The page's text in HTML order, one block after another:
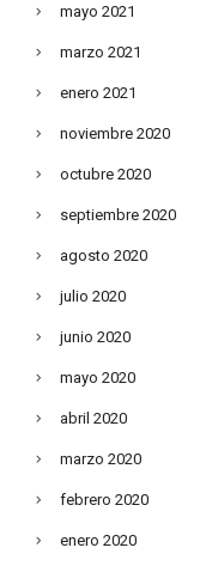
mayo 2021
marzo 2021
enero 2021
noviembre 2020
octubre 2020
septiembre 2020
agosto 2020
julio 2020
junio 2020
mayo 2020
abril 2020
marzo 2020
febrero 2020
enero 2020